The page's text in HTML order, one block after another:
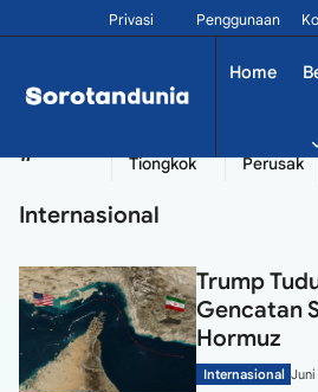
Privasi Penggunaan
Home
#
Tiongkok
Perusak
Internasional
Trump
Gencatan
Hormuz
Internasional Juni